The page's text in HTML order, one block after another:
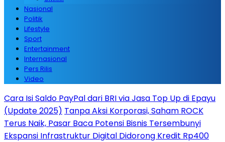
Nasional
Politik
Lifestyle
Sport
Entertainment
Internasional
Pers Rilis
Video
Cara Isi Saldo PayPal dari BRI via Jasa Top Up di Epayu
(Update 2025) Tanpa Aksi Korporasi, Saham ROCK
Terus Naik, Pasar Baca Potensi Bisnis Tersembunyi
Ekspansi Infrastruktur Digital Didorong Kredit Rp400